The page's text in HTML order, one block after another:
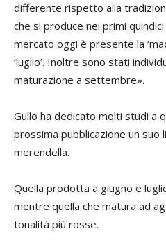
differente rispetto alla
che si produce nei primi
mercato oggi è presente la
‘luglio’. Inoltre sono stati
maturazione a settembre».
Gullo ha dedicato molti studi a
prossima pubblicazione un suo
merendella.
Quella prodotta a giugno e
mentre quella che matura ad
tonalità più rosse.